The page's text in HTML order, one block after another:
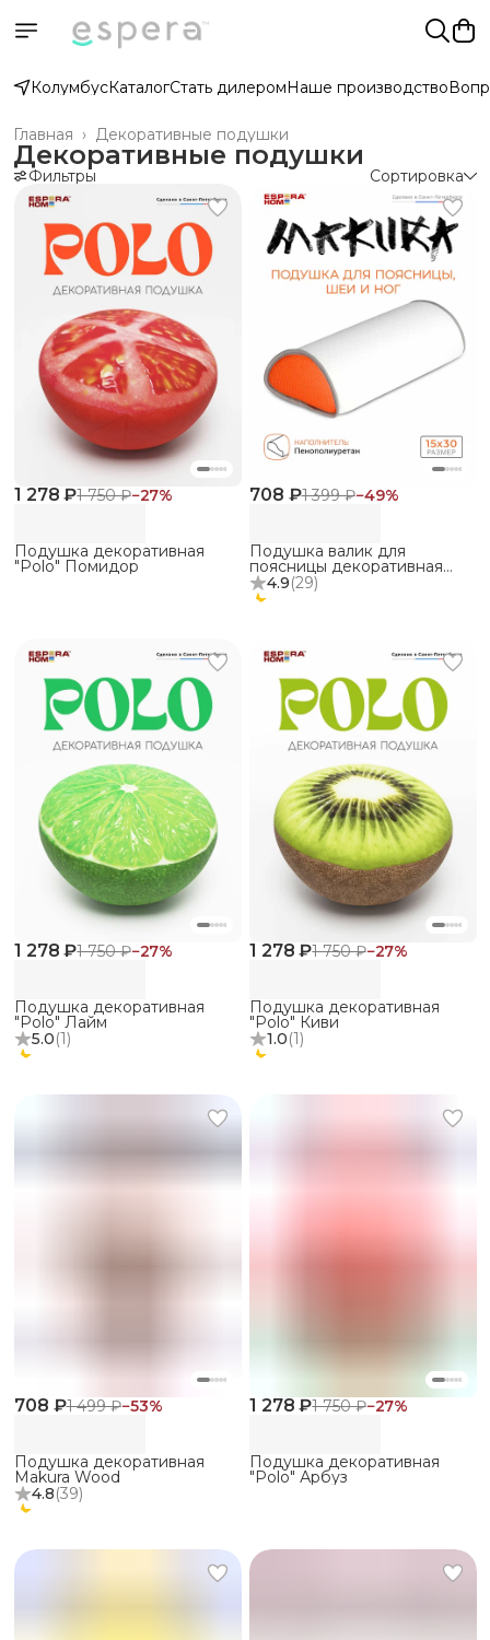
КолумбусКаталогСтать дилеромНаше производство
Декоративные подушки
Главная ›
Декоративные подушки
Фильтры Сортировка
1 278 ₽1 750 ₽−27%
Подушка декоративная
"Polo" Помидор
4.9(29)
708 ₽1 399 ₽−49%
Подушка валик для
поясницы декоративная
Makura
5.0(1)
1 278 ₽1 750 ₽−27%
Подушка декоративная
"Polo" Лайм
1.0(1)
1 278 ₽1 750 ₽−27%
Подушка декоративная
"Polo" Киви
4.8(39)
708 ₽1 499 ₽−53%
Подушка декоративная
Makura Wood
1 278 ₽1 750 ₽−27%
Подушка декоративная
"Polo" Арбуз